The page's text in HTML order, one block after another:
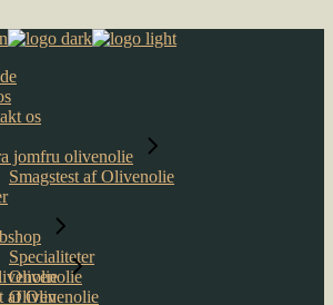
os
jomfru olivenolie
Smagstest af Olivenolie
Specialiteter
Olivenolie
Oliven
af Olivenolie